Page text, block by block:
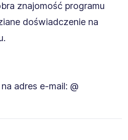
znajomość programu
doświadczenie na
adres e-mail: @